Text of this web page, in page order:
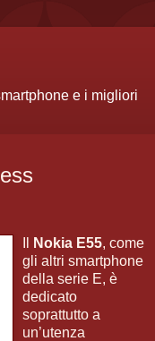
e i migliori
Nokia E55, come
gli altri smartphone
della serie E, è
dedicato
soprattutto a
un’utenza